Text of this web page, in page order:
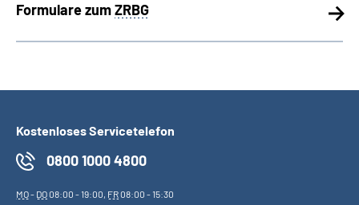
Formulare zumZRBG
Kostenloses Servicetelefon
0800 1000 4800
MO- DO08:00 - 19:00, FR08:00 - 15:30